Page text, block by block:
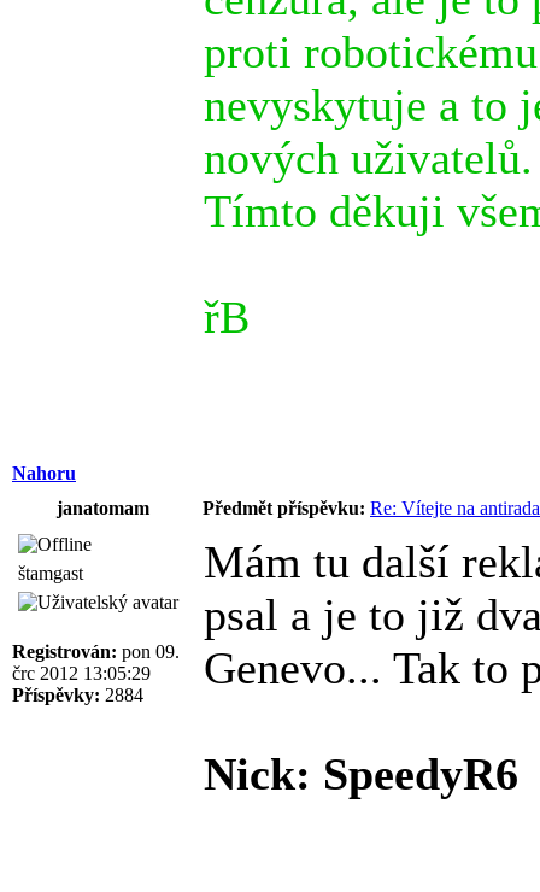
proti
nevyskytuje a to
nových uživatelů.
Tímto děkuji
řB
Nahoru
janatomam
Předmět příspěvku: Re: Vítejte na
štamgast
Registrován: pon 09.
črc 2012 13:05:29
Příspěvky: 2884
Mám tu další
psal a je to již
Genevo... Tak to
Nick: SpeedyR6